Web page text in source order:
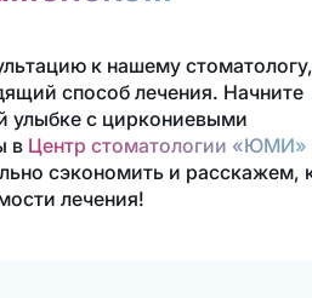
к нашему
способ лечения. Начните
улыбке с циркониевыми
в Центр стоматологии «ЮМИ»
сэкономить и расскажем,
лечения!